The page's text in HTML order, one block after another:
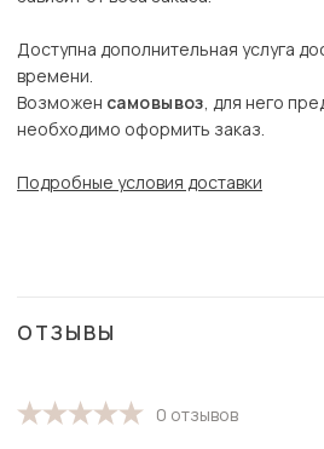
Доступна дополнительная услуга
времени.
Возможен самовывоз, для него
необходимо оформить заказ.
Подробные условия доставки
ОТЗЫВЫ
0 отзывов